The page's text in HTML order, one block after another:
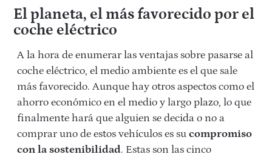
El planeta, el más favorecido por el
coche eléctrico
A la hora de enumerar las ventajas sobre pasarse al
coche eléctrico, el medio ambiente es el que sale
más favorecido. Aunque hay otros aspectos como el
ahorro económico en el medio y largo plazo, lo que
finalmente hará que alguien se decida o no a
comprar uno de estos vehículos es su compromiso
con la sostenibilidad. Estas son las cinco